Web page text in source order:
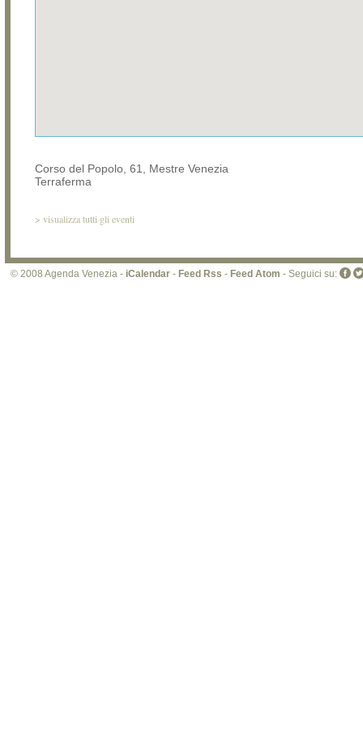
Corso del Popolo, 61, Mestre Venezia
Terraferma
> visualizza tutti gli eventi
© 2008 Agenda Venezia - iCalendar - Feed Rss - Feed Atom - Seguici su: